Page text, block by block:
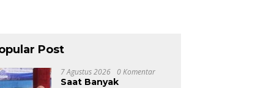
Post
7 Agustus 2026 0 Komentar
Saat Banyak